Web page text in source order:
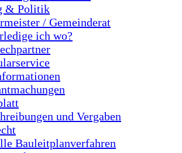
& Politik
/ Gemeinderat
ich wo?
und Vergaben
Bauleitplanverfahren